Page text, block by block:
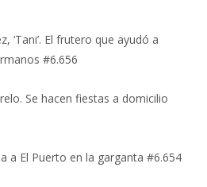
‘Tani’. El frutero que ayudó a
#6.656
Se hacen fiestas a domicilio
a El Puerto en la garganta #6.654